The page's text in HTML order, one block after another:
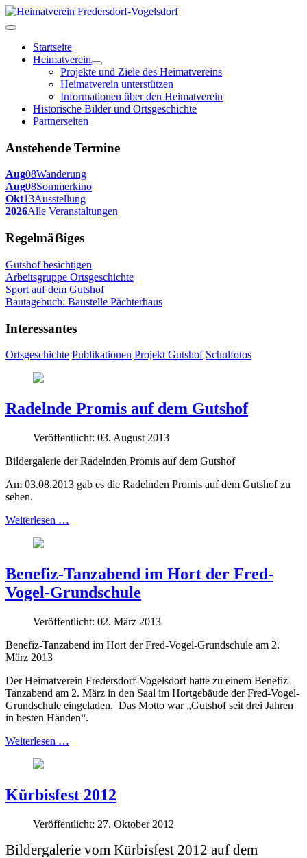
Startseite
Heimatverein
Projekte und Ziele des Heimatvereins
Heimatverein unterstützen
Informationen über den Heimatverein
Historische Bilder und Ortsgeschichte
Partnerseiten
Anstehende Termine
Aug08Wanderung
Aug08Sommerkino
Okt13Ausstellung
2026Alle Veranstaltungen
Regelmäẞiges
Gutshof besichtigen
Arbeitsgruppe Ortsgeschichte
Sport auf dem Gutshof
Bautagebuch: Baustelle Pächterhaus
Interessantes
Ortsgeschichte Publikationen Projekt Gutshof Schulfotos
Radelnde Promis auf dem Gutshof
Veröffentlicht: 03. August 2013
Bildergalerie der Radelnden Promis auf dem Gutshof
Am 03.08.2013 gab es die Radelnden Promis auf dem Gutshof zu
sehen.
Weiterlesen …
Benefiz-Tanzabend im Hort der Fred-
Vogel-Grundschule
Veröffentlicht: 02. März 2013
Benefiz-Tanzabend im Hort der Fred-Vogel-Grundschule am 2.
März 2013
Der Heimatverein Fredersdorf-Vogelsdorf hatte zu einem Benefiz-
Tanzabend am 2. März in den Saal im Hortgebäude der Fred-Vogel-
Grundschule eingeladen. Das Motto war „Gutshof seit drei Jahren
in besten Händen“.
Weiterlesen …
Kürbisfest 2012
Veröffentlicht: 27. Oktober 2012
Bildergalerie vom Kürbisfest 2012 auf dem